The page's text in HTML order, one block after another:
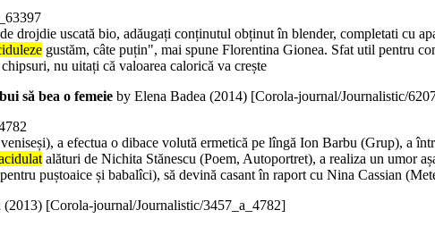
drojdie uscată bio, adăugați conținutul obținut în blender, completati cu
gustăm, câte puțin", mai spune Florentina Gionea. Sfat util pentru
nu uitați că valoarea calorică va crește
să bea o femeie by Elena Badea (2014) [Corola-journal/Journalistic/
a efectua o dibace volută ermetică pe lîngă Ion Barbu (Grup), a
alături de Nichita Stănescu (Poem, Autoportret), a realiza un umor
puștoaice și babalîci), să devină casant în raport cu Nina Cassian
(2013) [Corola-journal/Journalistic/3457_a_4782]